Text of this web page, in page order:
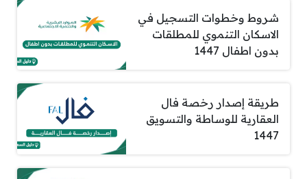
شروط وخطوات التسجيل في
الاسكان التنموي للمطلقات
بدون اطفال 1447
طريقة إصدار رخصة فال
العقارية للوساطة والتسويق
1447